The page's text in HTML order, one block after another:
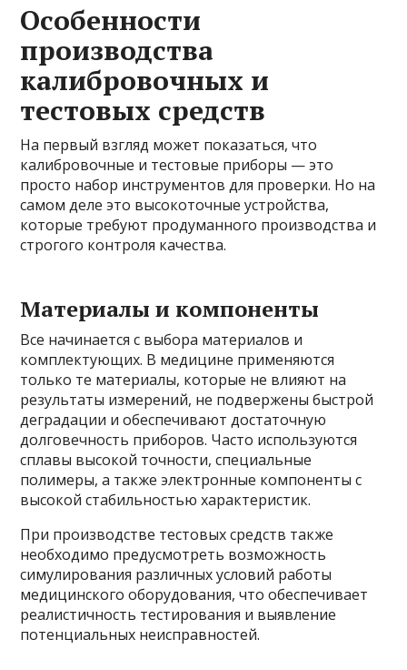
Особенности
производства
калибровочных и
тестовых средств
На первый взгляд может показаться, что
калибровочные и тестовые приборы — это
просто набор инструментов для проверки. Но на
самом деле это высокоточные устройства,
которые требуют продуманного производства и
строгого контроля качества.
Материалы и компоненты
Все начинается с выбора материалов и
комплектующих. В медицине применяются
только те материалы, которые не влияют на
результаты измерений, не подвержены быстрой
деградации и обеспечивают достаточную
долговечность приборов. Часто используются
сплавы высокой точности, специальные
полимеры, а также электронные компоненты с
высокой стабильностью характеристик.
При производстве тестовых средств также
необходимо предусмотреть возможность
симулирования различных условий работы
медицинского оборудования, что обеспечивает
реалистичность тестирования и выявление
потенциальных неисправностей.